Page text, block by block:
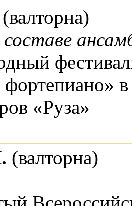
(валторна)
фортепиано»
«Руза»
(валторна)